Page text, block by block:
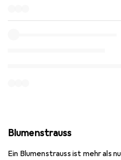
Blumenstrauss
Ein Blumenstrauss ist mehr als